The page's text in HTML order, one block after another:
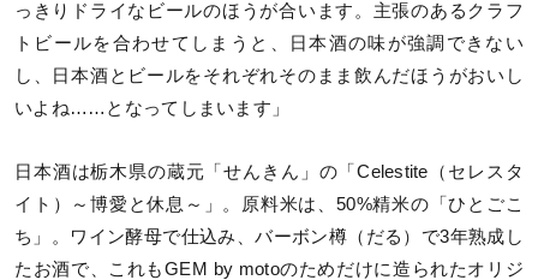
っきりドライなビールのほうが合います。主張のあるクラフ
トビールを合わせてしまうと、日本酒の味が強調できない
し、日本酒とビールをそれぞれそのまま飲んだほうがおいし
いよね……となってしまいます」
日本酒は栃木県の蔵元「せんきん」の「Celestite（セレスタ
イト）～博愛と休息～」。原料米は、50%精米の「ひとごこ
ち」。ワイン酵母で仕込み、バーボン樽（だる）で3年熟成し
たお酒で、これもGEM by motoのためだけに造られたオリジ